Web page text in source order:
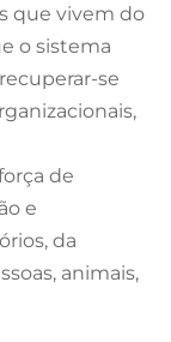
que vivem do
o sistema
se
de
e
da
animais,